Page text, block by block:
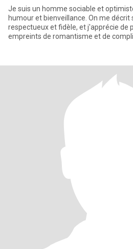
Je suis un homme sociable et
humour et bienveillance. On me
respectueux et fidèle, et j'apprécie de
empreints de romantisme et de